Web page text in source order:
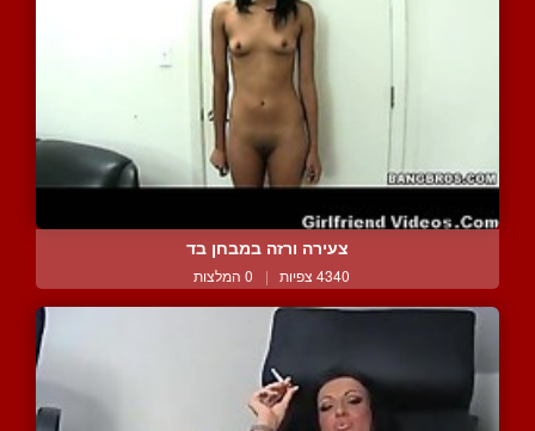
צעירה ורזה במבחן בד
4340 צפיות | 0 המלצות